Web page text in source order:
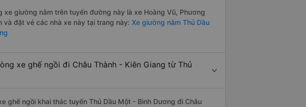
xe giường nằm trên tuyến đường này là xe Hoàng Vũ, Phương
và đặt vé các nhà xe này tại trang này: Xe giường nằm Thủ Dầu
xe ghế ngồi đi Châu Thành - Kiên Giang từ Thủ
ghế ngồi khai thác tuyến Thủ Dầu Một - Bình Dương đi Châu